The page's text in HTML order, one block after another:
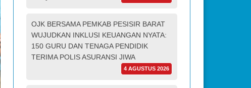
OJK BERSAMA PEMKAB PESISIR BARAT
WUJUDKAN INKLUSI KEUANGAN NYATA:
150 GURU DAN TENAGA PENDIDIK
TERIMA POLIS ASURANSI JIWA
4 AGUSTUS 2026